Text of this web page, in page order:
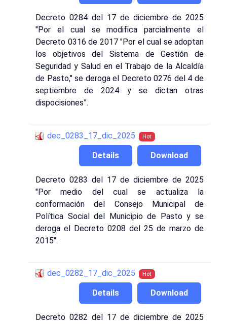
Decreto 0284 del 17 de diciembre de 2025
"Por el cual se modifica parcialmente el
Decreto 0316 de 2017 "Por el cual se adoptan
los objetivos del Sistema de Gestión de
Seguridad y Salud en el Trabajo de la Alcaldía
de Pasto," se deroga el Decreto 0276 del 4 de
septiembre de 2024 y se dictan otras
dispocisiones”.
dec_0283_17_dic_2025 Hot
Download
Details
Decreto 0283 del 17 de diciembre de 2025
"Por medio del cual se actualiza la
conformación del Consejo Municipal de
Política Social del Municipio de Pasto y se
deroga el Decreto 0208 del 25 de marzo de
2015".
dec_0282_17_dic_2025 Hot
Download
Details
Decreto 0282 del 17 de diciembre de 2025